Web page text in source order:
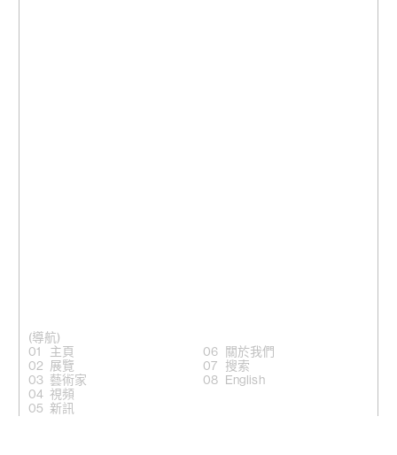
(導航)
主頁
展覽
藝術家
視頻
新訊
關於我們
搜索
English